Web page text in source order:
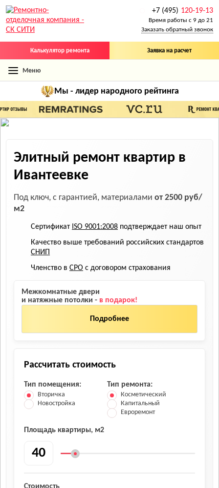
Калькулятор ремонта Заявка на расчет
+7 (495) 120-19-13
Время работы с 9 до 21
Заказать обратный звонок
Меню
Мы - лидер народного рейтинга
Элитный ремонт квартир в
Ивантеевке
Под ключ, с гарантией, материалами от 2500 руб/
м2
Сертификат ISO 9001:2008 подтверждает наш опыт
Качество выше требований российских стандартов
СНИП
Членство в СРО с договором страхования
Межкомнатные двери
и натяжные потолки - в подарок!
Подробнее
Рассчитать стоимость
Тип помещения:
Вторичка
Новостройка
Тип ремонта:
Косметический
Капитальный
Евроремонт
Площадь квартиры, м2